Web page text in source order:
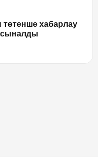
төтенше хабарлау
сыналды